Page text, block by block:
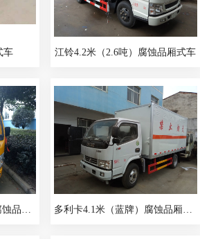
车 江铃4.2米（2.6吨）腐蚀品厢式车